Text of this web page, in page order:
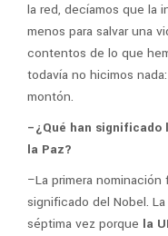
la red, decíamos que la
menos para salvar una
contentos de lo que
todavía no hicimos
montón.
–¿Qué han significado
la Paz?
–La primera
significado del Nobel.
séptima vez porque la